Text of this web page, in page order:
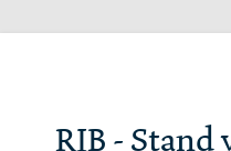
RIB - Stand